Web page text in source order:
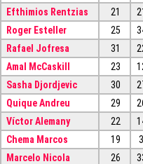
Efthimios Rentzias
21
Roger Esteller
25
Rafael Jofresa
31
Amal McCaskill
23
Sasha Djordjevic
30
Quique Andreu
29
Víctor Alemany
22
Chema Marcos
19 3
Marcelo Nicola
26